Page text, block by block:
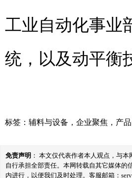
工业自动化事业
统，以及动平衡
标签： 辅料与设备 ， 企业聚焦 ， 产
免责声明 ： 本文仅代表作者本人观点，与
自行承担全部责任。本网转载自其它媒体的
内进行，以便我们及时处理。客服邮箱：